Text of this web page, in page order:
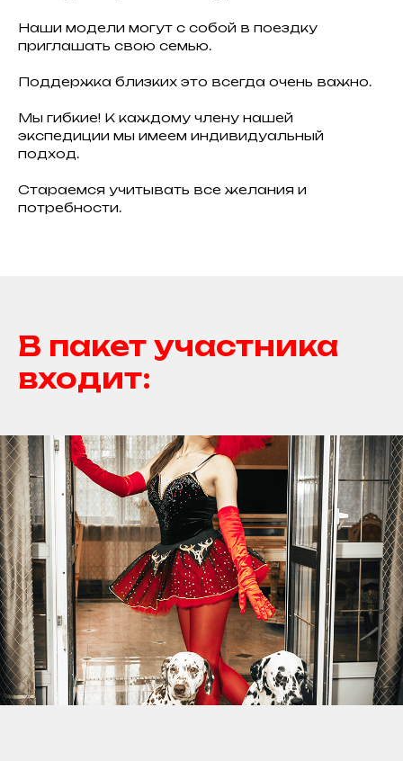
Наши модели могут с собой в поездку
приглашать свою семью.
Поддержка близких это всегда очень важно.
Мы гибкие! К каждому члену нашей
экспедиции мы имеем индивидуальный
подход.
Стараемся учитывать все желания и
потребности.
В пакет участника
входит: